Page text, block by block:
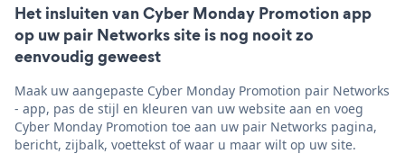
Het insluiten van Cyber Monday Promotion app
op uw pair Networks site is nog nooit zo
eenvoudig geweest
Maak uw aangepaste Cyber Monday Promotion pair Networks
- app, pas de stijl en kleuren van uw website aan en voeg
Cyber Monday Promotion toe aan uw pair Networks pagina,
bericht, zijbalk, voettekst of waar u maar wilt op uw site.